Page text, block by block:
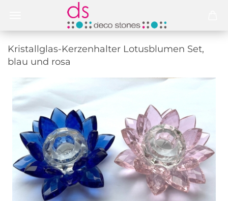
Kristallglas-Kerzenhalter Lotusblumen Set,
blau und rosa